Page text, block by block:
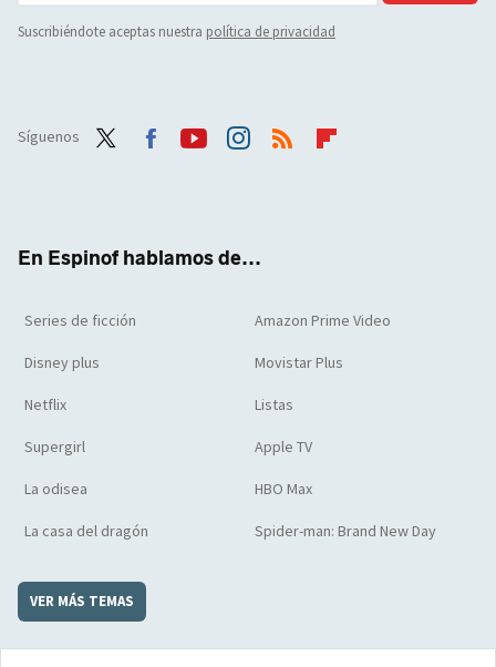
Suscribiéndote aceptas nuestra política de privacidad
Síguenos
En Espinof hablamos de...
Series de ficción Amazon Prime Video
Disney plus Movistar Plus
Netflix Listas
Supergirl Apple TV
La odisea HBO Max
La casa del dragón Spider-man: Brand New Day
VER MÁS TEMAS